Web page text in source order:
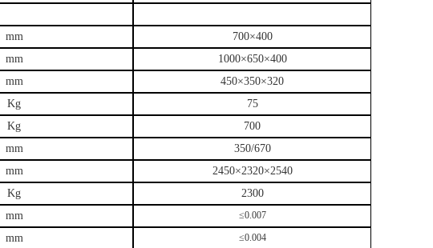
mm
700×400
mm
1000×650×400
mm
450×350×320
Kg
75
Kg
700
mm
350/670
mm
2450×2320×2540
Kg
2300
mm ≤0.007
mm ≤0.004